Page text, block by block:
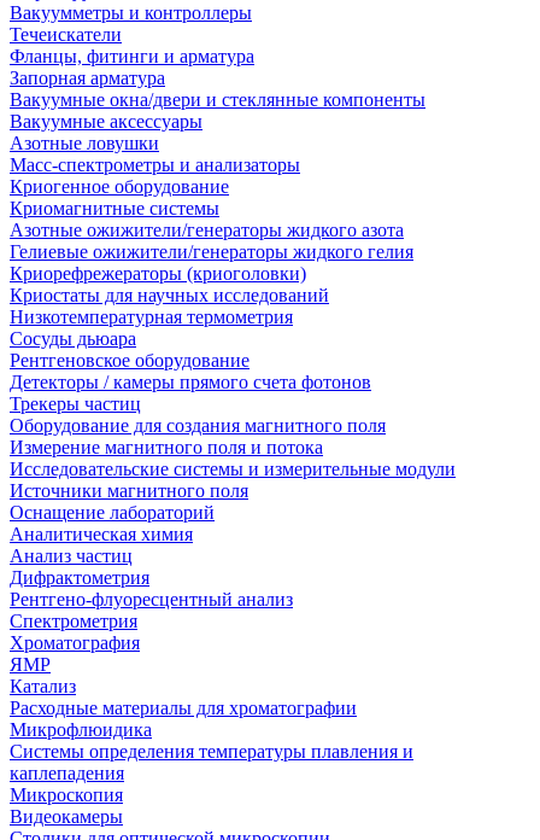
Вакуумметры и контроллеры
Течеискатели
Фланцы, фитинги и арматура
Запорная арматура
Вакуумные окна/двери и стеклянные компоненты
Вакуумные аксессуары
Азотные ловушки
Масс-спектрометры и анализаторы
Криогенное оборудование
Криомагнитные системы
Азотные ожижители/генераторы жидкого азота
Гелиевые ожижители/генераторы жидкого гелия
Криорефрежераторы (криоголовки)
Криостаты для научных исследований
Низкотемпературная термометрия
Сосуды дьюара
Рентгеновское оборудование
Детекторы / камеры прямого счета фотонов
Трекеры частиц
Оборудование для создания магнитного поля
Измерение магнитного поля и потока
Исследовательские системы и измерительные модули
Источники магнитного поля
Оснащение лабораторий
Аналитическая химия
Анализ частиц
Дифрактометрия
Рентгено-флуоресцентный анализ
Спектрометрия
Хроматография
ЯМР
Катализ
Расходные материалы для хроматографии
Микрофлюидика
Системы определения температуры плавления и
каплепадения
Микроскопия
Видеокамеры